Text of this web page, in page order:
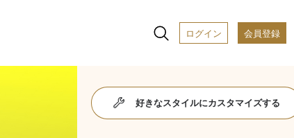
ログイン 会員登録
好きなスタイルにカスタマイズする